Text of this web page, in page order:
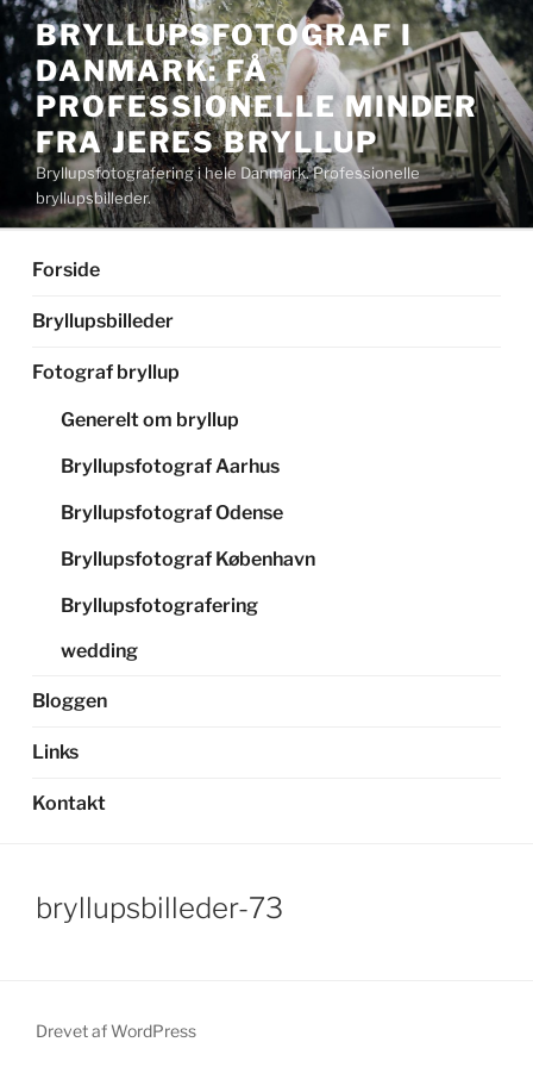
Videre
til
indhold
BRYLLUPSFOTOGRAF I
DANMARK: FÅ
PROFESSIONELLE MINDER
FRA JERES BRYLLUP
Bryllupsfotografering i hele Danmark. Professionelle
bryllupsbilleder.
Forside
Bryllupsbilleder
Fotograf bryllup
Generelt om bryllup
Bryllupsfotograf Aarhus
Bryllupsfotograf Odense
Bryllupsfotograf København
Bryllupsfotografering
wedding
Bloggen
Links
Kontakt
bryllupsbilleder-73
Drevet af WordPress